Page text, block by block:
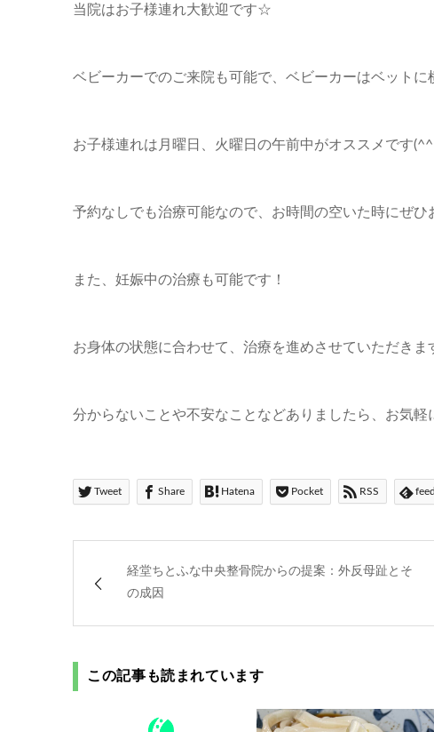
当院はお子様連れ大歓迎です☆
ベビーカーでのご来院も可能で、ベビーカーはベットに
お子様連れは月曜日、火曜日の午前中がオススメです
予約なしでも治療可能なので、お時間の空いた時にぜひ
また、妊娠中の治療も可能です！
お身体の状態に合わせて、治療を進めさせていただきま
分からないことや不安なことなどありましたら、お気軽
Tweet Share Hatena Pocket RSS
経堂ちとふな中央整骨院からの提案：外反母趾とそ
の成因
この記事も読まれています